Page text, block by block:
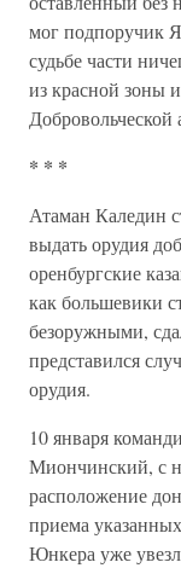
мог подпоручик
судьбе части
из красной зоны
Добровольческой
* * *
Атаман Каледин
выдать орудия
оренбургские
как большевики
безоружными,
представился
орудия.
10 января
Миончинский, с
расположение
приема
Юнкера уже